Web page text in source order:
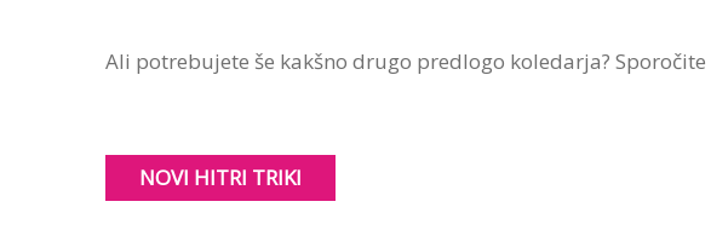
Ali potrebujete še kakšno drugo predlogo koledarja?
NOVI HITRI TRIKI